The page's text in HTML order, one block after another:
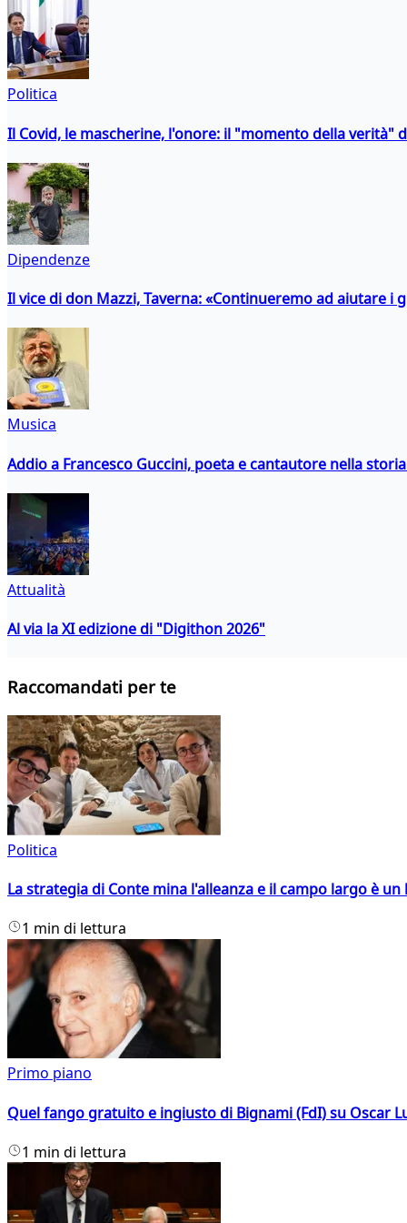
Politica
Il Covid, le mascherine, l'onore: il "momento della verità"
Dipendenze
Il vice di don Mazzi, Taverna: «Continueremo ad aiutare i
Musica
Addio a Francesco Guccini, poeta e cantautore nella
Attualità
Al via la XI edizione di "Digithon 2026"
Raccomandati per te
Politica
La strategia di Conte mina l'alleanza e il campo largo è
1 min di lettura
Primo piano
Quel fango gratuito e ingiusto di Bignami (FdI) su Oscar
1 min di lettura